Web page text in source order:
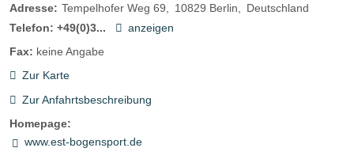
Adresse: Tempelhofer Weg 69 10829 Berlin
Deutschland
Telefon: +49(0)3...
anzeigen
Fax: keine Angabe
Zur Karte
Zur Anfahrtsbeschreibung
Homepage:
www.est-bogensport.de